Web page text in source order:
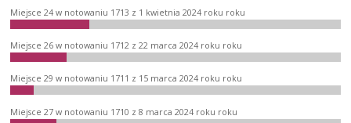
Miejsce 24 w notowaniu 1713 z 1 kwietnia 2024 roku roku
Miejsce 26 w notowaniu 1712 z 22 marca 2024 roku roku
Miejsce 29 w notowaniu 1711 z 15 marca 2024 roku roku
Miejsce 27 w notowaniu 1710 z 8 marca 2024 roku roku